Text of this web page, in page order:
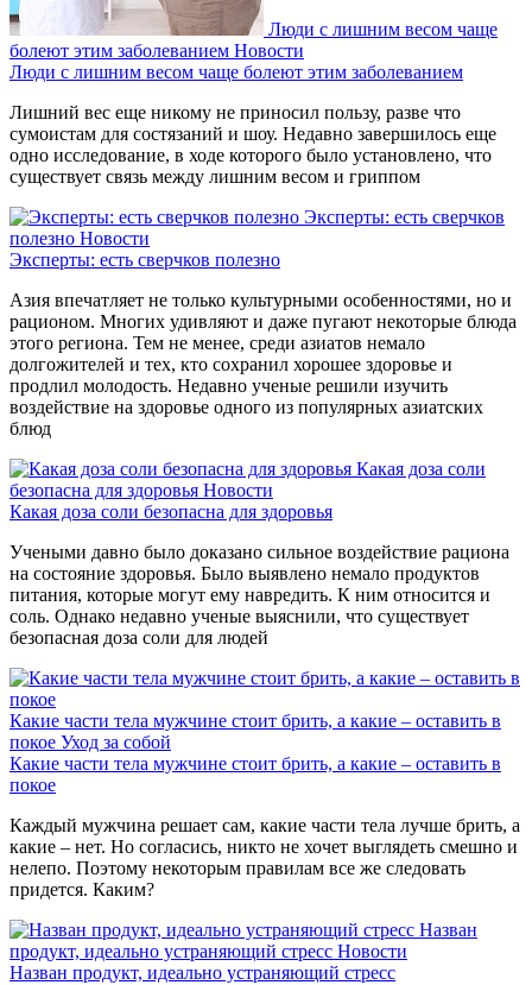
Люди с лишним весом чаще
болеют этим заболеванием Новости
Люди с лишним весом чаще болеют этим заболеванием
Лишний вес еще никому не приносил пользу, разве что
сумоистам для состязаний и шоу. Недавно завершилось еще
одно исследование, в ходе которого было установлено, что
существует связь между лишним весом и гриппом
Эксперты: есть сверчков
полезно Новости
Эксперты: есть сверчков полезно
Азия впечатляет не только культурными особенностями, но и
рационом. Многих удивляют и даже пугают некоторые блюда
этого региона. Тем не менее, среди азиатов немало
долгожителей и тех, кто сохранил хорошее здоровье и
продлил молодость. Недавно ученые решили изучить
воздействие на здоровье одного из популярных азиатских
блюд
Какая доза соли
безопасна для здоровья Новости
Какая доза соли безопасна для здоровья
Учеными давно было доказано сильное воздействие рациона
на состояние здоровья. Было выявлено немало продуктов
питания, которые могут ему навредить. К ним относится и
соль. Однако недавно ученые выяснили, что существует
безопасная доза соли для людей
Какие части тела мужчине стоит брить, а какие – оставить в
покое Уход за собой
Какие части тела мужчине стоит брить, а какие – оставить в
покое
Каждый мужчина решает сам, какие части тела лучше брить, а
какие – нет. Но согласись, никто не хочет выглядеть смешно и
нелепо. Поэтому некоторым правилам все же следовать
придется. Каким?
Назван
продукт, идеально устраняющий стресс Новости
Назван продукт, идеально устраняющий стресс